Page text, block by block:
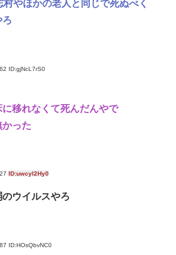
やほかの老人と同じで死ぬべく
ろ
ID:gjNcL7rS0
移れなくて死んだんやで
った
ID:uwcyl2Hy0
ウイルスやろ
ID:HOsQbvNC0